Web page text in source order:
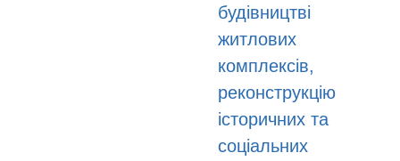
будівництві
житлових
комплексів,
реконструкцію
історичних та
соціальних